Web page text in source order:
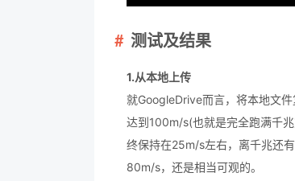
测试及结果
1.从本地上传
就GoogleDrive而言，将本地文
达到100m/s(也就是完全跑满千
终保持在25m/s左右，离千兆还
80m/s，还是相当可观的。